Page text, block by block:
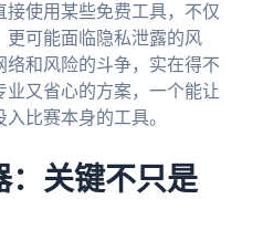
使用某些免费工具，不仅
更可能面临隐私泄露的风
络和风险的斗争，实在得不
又省心的方案，一个能让
比赛本身的工具。
：关键不只是